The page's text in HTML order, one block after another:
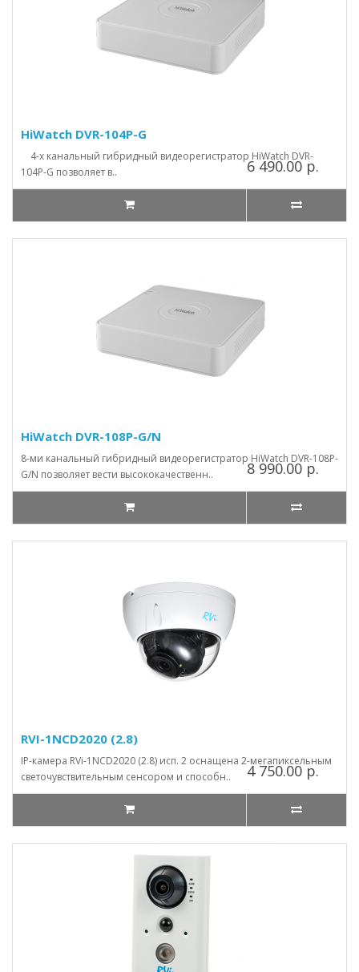
HiWatch DVR-104P-G
4-х канальный гибридный видеорегистратор HiWatch DVR-
104P-G позволяет в..
6 490.00 р.
HiWatch DVR-108P-G/N
8-ми канальный гибридный видеорегистратор HiWatch DVR-108P-
G/N позволяет вести высококачественн..
8 990.00 р.
RVI-1NCD2020 (2.8)
IP-камера RVi-1NCD2020 (2.8) исп. 2 оснащена 2-мегапиксельным
светочувствительным сенсором и способн..
4 750.00 р.